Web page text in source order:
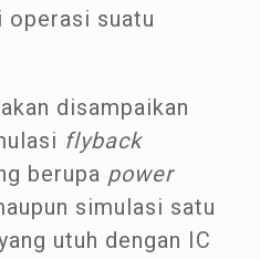
suatu
disampaikan
flyback
berupa power
simulasi satu
utuh dengan IC